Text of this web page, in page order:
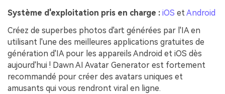
Système d'exploitation pris en charge : iOS et Android
Créez de superbes photos d'art générées par l'IA en
utilisant l'une des meilleures applications gratuites de
génération d'IA pour les appareils Android et iOS dès
aujourd'hui ! Dawn AI Avatar Generator est fortement
recommandé pour créer des avatars uniques et
amusants qui vous rendront viral en ligne.